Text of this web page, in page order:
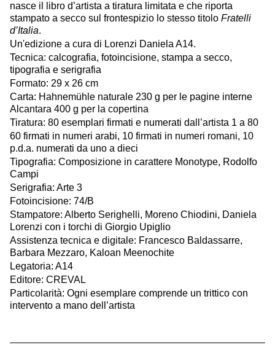
nasce il libro d’artista a tiratura limitata e che riporta
stampato a secco sul frontespizio lo stesso titolo Fratelli
d’Italia.
Un'edizione a cura di Lorenzi Daniela A14.
Tecnica: calcografia, fotoincisione, stampa a secco,
tipografia e serigrafia
Formato: 29 x 26 cm
Carta: Hahnemühle naturale 230 g per le pagine interne
Alcantara 400 g per la copertina
Tiratura: 80 esemplari firmati e numerati dall’artista 1 a 80
60 firmati in numeri arabi, 10 firmati in numeri romani, 10
p.d.a. numerati da uno a dieci
Tipografia: Composizione in carattere Monotype, Rodolfo
Campi
Serigrafia: Arte 3
Fotoincisione: 74/B
Stampatore: Alberto Serighelli, Moreno Chiodini, Daniela
Lorenzi con i torchi di Giorgio Upiglio
Assistenza tecnica e digitale: Francesco Baldassarre,
Barbara Mezzaro, Kaloan Meenochite
Legatoria: A14
Editore: CREVAL
Particolarità: Ogni esemplare comprende un trittico con
intervento a mano dell’artista